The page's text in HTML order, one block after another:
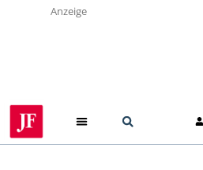
Anzeige